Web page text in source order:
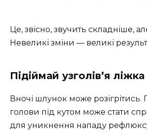
Це, звісно, звучить складніше,
Невеликі зміни — великі
Підіймай узголів’я ліжка
Вночі шлунок може розігрітись.
голови під кутом може стати
для уникнення нападу